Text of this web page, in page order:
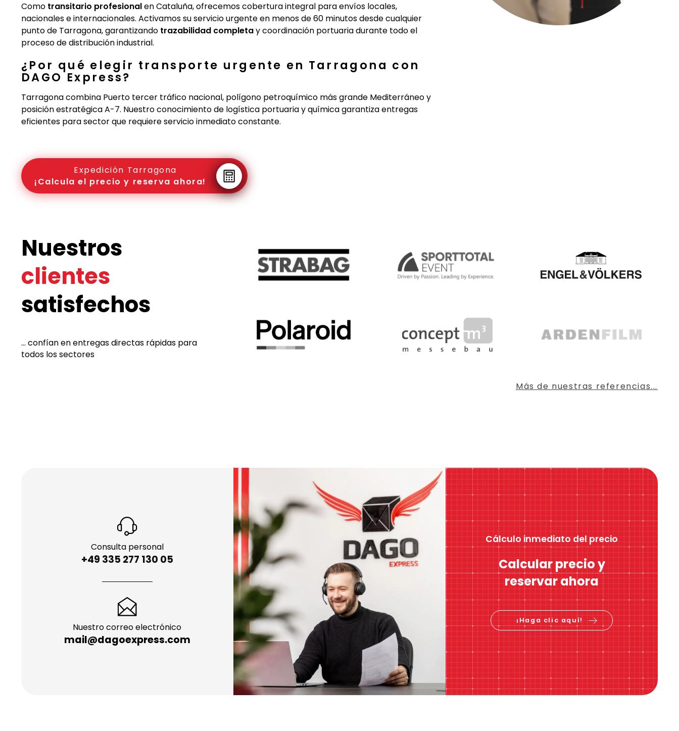
Como transitario profesionalen Cataluña, ofrecemos cobertura integral para envíos locales,
nacionales e internacionales. Activamos su servicio urgente en menos de 60 minutos desde cualquier
punto de Tarragona, garantizando trazabilidad completay coordinación portuaria durante todo el
proceso de distribución industrial.
¿Por qué elegir transporte urgente en Tarragona con
DAGO Express?
Tarragona combina Puerto tercer tráfico nacional, polígono petroquímico más grande Mediterráneo y
posición estratégica A-7. Nuestro conocimiento de logística portuaria y química garantiza entregas
eficientes para sector que requiere servicio inmediato constante.
Expedición Tarragona
¡Calcula el precio y reserva ahora!
Nuestros
clientes
satisfechos
... confían en entregas directas rápidas para
todos los sectores
Más de nuestras referencias...
Consulta personal
+49 335 277 130 05
Nuestro correo electrónico
mail@dagoexpress.com
Cálculo inmediato del precio
Calcular precio y
reservar ahora
¡Haga clic aquí!